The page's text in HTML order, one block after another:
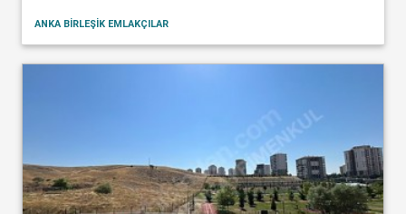
ANKA BİRLEŞİK EMLAKÇILAR